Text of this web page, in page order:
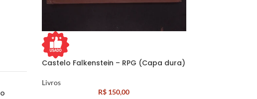
Castelo Falkenstein – RPG (Capa dura)
Livros
R$ 150,00